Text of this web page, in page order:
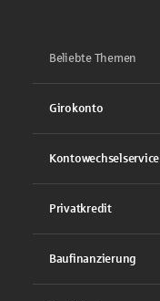
Beliebte Themen
Girokonto
Kontowechselservice
Privatkredit
Baufinanzierung